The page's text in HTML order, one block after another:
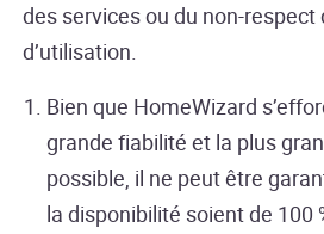
des services ou du non-respect
d’utilisation.
Bien que HomeWizard
grande fiabilité et la plus
possible, il ne peut être
la disponibilité soient de 100